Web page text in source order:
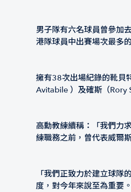
男子隊有六名球員曾參加
港隊球員中出賽場次最多
擁有38次出場紀錄的靴貝
Avitabile ）及確斯（Rory
高勳教練續稱：「我們力
練職務之前，曾代表威爾
「我們正致力於建立球
度，對今年來說至為重要。